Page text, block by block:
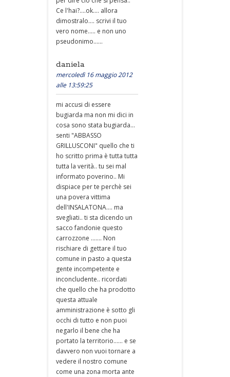
Ce l'hai?....ok.... allora
dimostralo.... scrivi il tuo
vero nome..... e non uno
pseudonimo......
daniela
mercoledì 16 maggio 2012
alle 13:59:25
mi accusi di essere
bugiarda ma non mi dici in
cosa sono stata bugiarda...
senti "ABBASSO
GRILLUSCONI" quello che ti
ho scritto prima è tutta tutta
tutta la verità.. tu sei mal
informato poverino.. Mi
dispiace per te perchè sei
una povera vittima
dell'INSALATONA.... ma
svegliati.. ti sta dicendo un
sacco fandonie questo
carrozzone ....... Non
rischiare di gettare il tuo
comune in pasto a questa
gente incompetente e
inconcludente.. ricordati
che quello che ha prodotto
questa attuale
amministrazione è sotto gli
occhi di tutto e non puoi
negarlo il bene che ha
portato la territorio...... e se
davvero non vuoi tornare a
vedere il nostro comune
come una zona morta ante